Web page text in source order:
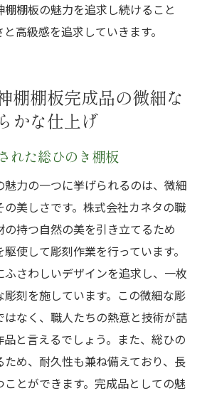
棚板の魅力を追求し続けること
高級感を追求していきます。
棚棚板完成品の微細な
かな仕上げ
れた総ひのき棚板
力の一つに挙げられるのは、微細
美しさです。株式会社カネタの職
持つ自然の美を引き立てるため
使して彫刻作業を行っています。
さわしいデザインを追求し、一枚
刻を施しています。この微細な彫
なく、職人たちの熱意と技術が詰
品と言えるでしょう。また、総ひの
ため、耐久性も兼ね備えており、長
ことができます。完成品としての魅